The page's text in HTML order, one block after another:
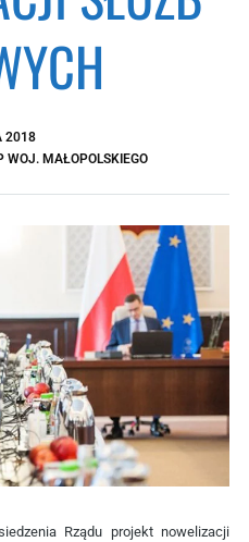
2018
WOJ. MAŁOPOLSKIEGO
Rządu projekt nowelizacji